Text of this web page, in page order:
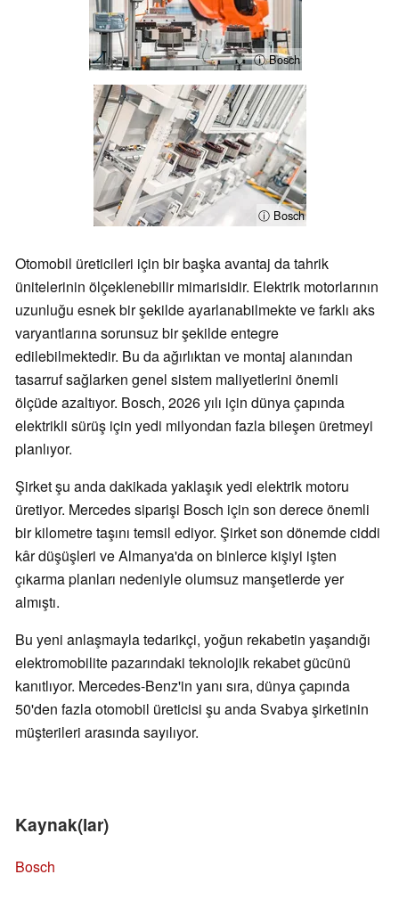
ⓘ Bosch
ⓘ Bosch
Otomobil üreticileri için bir başka avantaj da tahrik
ünitelerinin ölçeklenebilir mimarisidir. Elektrik motorlarının
uzunluğu esnek bir şekilde ayarlanabilmekte ve farklı aks
varyantlarına sorunsuz bir şekilde entegre
edilebilmektedir. Bu da ağırlıktan ve montaj alanından
tasarruf sağlarken genel sistem maliyetlerini önemli
ölçüde azaltıyor. Bosch, 2026 yılı için dünya çapında
elektrikli sürüş için yedi milyondan fazla bileşen üretmeyi
planlıyor.
Şirket şu anda dakikada yaklaşık yedi elektrik motoru
üretiyor. Mercedes siparişi Bosch için son derece önemli
bir kilometre taşını temsil ediyor. Şirket son dönemde ciddi
kâr düşüşleri ve Almanya'da on binlerce kişiyi işten
çıkarma planları nedeniyle olumsuz manşetlerde yer
almıştı.
Bu yeni anlaşmayla tedarikçi, yoğun rekabetin yaşandığı
elektromobilite pazarındaki teknolojik rekabet gücünü
kanıtlıyor. Mercedes-Benz'in yanı sıra, dünya çapında
50'den fazla otomobil üreticisi şu anda Svabya şirketinin
müşterileri arasında sayılıyor.
Kaynak(lar)
Bosch